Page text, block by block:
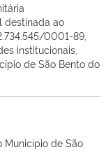
destinada ao
0001-89,
institucionais,
de São Bento do
Município de São